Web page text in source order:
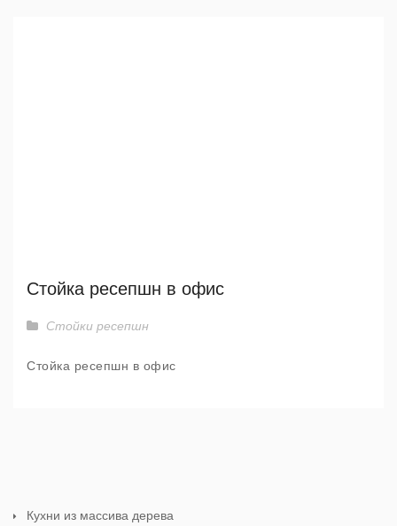
Стойка ресепшн в офис
Стойки ресепшн
Стойка ресепшн в офис
Кухни из массива дерева